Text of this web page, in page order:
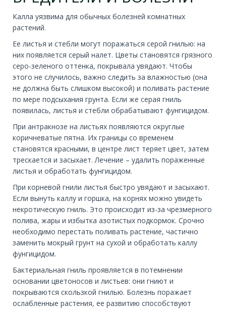
Калла уязвима для обычных болезней комнатных
растений.
Ее листья и стебли могут поражаться серой гнилью: на
них появляется серый налет. Цветы становятся грязного
серо-зеленого оттенка, покрывала увядают. Чтобы
этого не случилось, важно следить за влажностью (она
не должна быть слишком высокой) и поливать растение
по мере подсыхания грунта. Если же серая гниль
появилась, листья и стебли обрабатывают фунгицидом.
При антракнозе на листьях появляются округлые
коричневатые пятна. Их границы со временем
становятся красными, в центре лист теряет цвет, затем
трескается и засыхает. Лечение – удалить пораженные
листья и обработать фунгицидом.
При корневой гнили листья быстро увядают и засыхают.
Если вынуть каллу и горшка, на корнях можно увидеть
некротическую гниль. Это происходит из-за чрезмерного
полива, жары и избытка азотистых подкормок. Срочно
необходимо перестать поливать растение, частично
заменить мокрый грунт на сухой и обработать каллу
фунгицидом.
Бактериальная гниль проявляется в потемнении
основании цветоносов и листьев: они гниют и
покрываются скользкой гнилью. Болезнь поражает
ослабленные растения, ее развитию способствуют